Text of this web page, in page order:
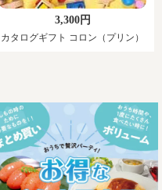
3,300円
カタログギフト コロン（プリン）